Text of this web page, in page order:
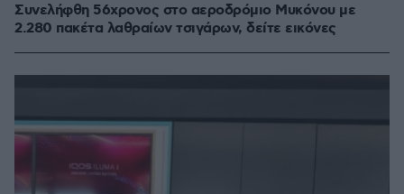
Συνελήφθη 56χρονος στο αεροδρόμιο Μυκόνου με
2.280 πακέτα λαθραίων τσιγάρων, δείτε εικόνες